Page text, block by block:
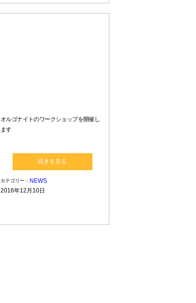
オルゴナイトのワークショップを開催し
ます
続きを見る
カテゴリー： NEWS
2016年12月10日